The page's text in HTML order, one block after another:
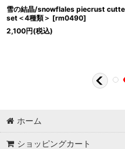
雪の結晶/snowflales piecrust
set＜4種類＞ [rm0490]
2,100円(税込)
ホーム
ショッピングカート